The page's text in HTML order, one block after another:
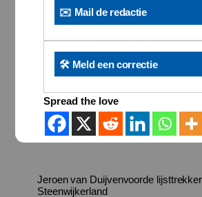
✉️ Mail de redactie
🛠️ Meld een correctie
Spread the love
Jeroen van Duijvenvoorde
Steenwijkerland